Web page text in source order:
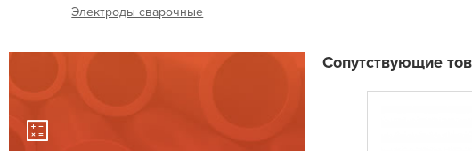
Электроды сварочные
Сопутствующие